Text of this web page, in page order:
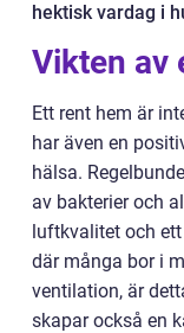
hektisk vardag i
Vikten av
Ett rent hem är
har även en
hälsa.
av bakterier och
luftkvalitet och
där många bor i
ventilation, är
skapar också en